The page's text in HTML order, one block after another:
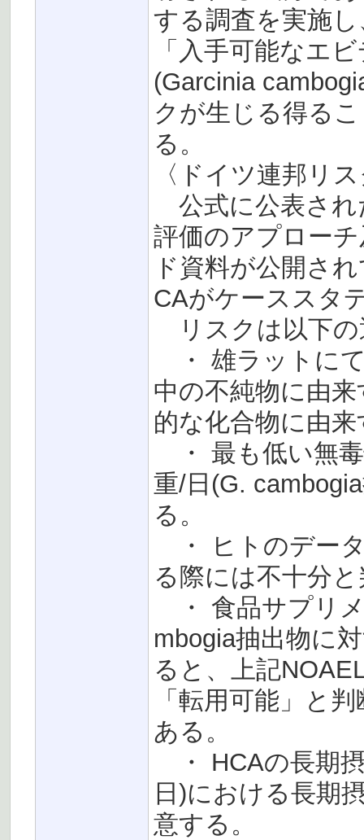
する調査を実施
「入手可能なエ
(Garcinia
クが生じる得る
る。
〈ドイツ連邦リ
公式に公表され
評価のアプロー
ド資料が公開さ
CAがケーススタ
リスクは以下の
・ 雄ラットに
中の不純物に由
的な化合物に由
・ 最も低い無
重/日(G.
る。
・ ヒトのデー
る際には不十分
・ 食品サプリ
mbogia抽出物に
ると、上記
「転用可能」と
ある。
・ HCAの長期
日)における長期
意する。